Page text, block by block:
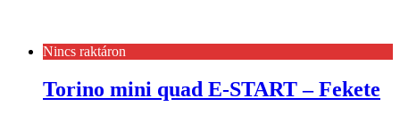
Nincs raktáron
Torino mini quad E-START – Fekete